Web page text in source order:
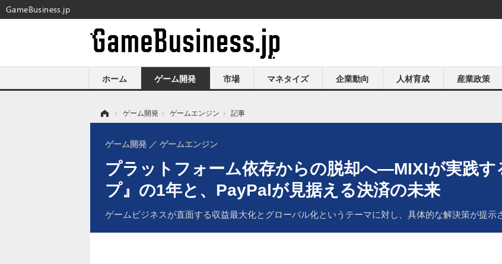
ホーム ゲーム開発 市場 マネタイズ 企業動向 人材育成 産業政策
› ゲーム開発 › ゲームエンジン › 記事
プラットフォーム依存からの脱却へ―MIXIが実践す
プ』の1年と、PayPalが見据える決済の未来
ゲームビジネスが直面する収益最大化とグローバル化というテーマに対し、具体的な解決策が提示
ゲーム開発 ゲームエンジン
GameBusiness.jp